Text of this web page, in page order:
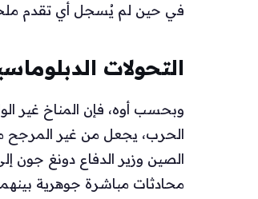
في حين لم يُسجل أي تقدم
التحولات
وبحسب أوه، فإن المناخ غير
الصين وزير الدفاع دونغ جون